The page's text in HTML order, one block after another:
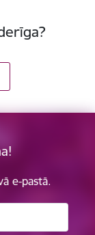
e-pastā.